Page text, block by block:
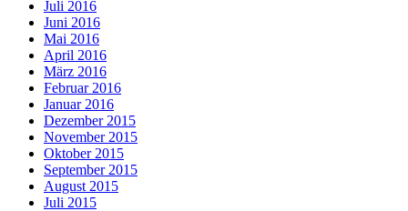
Juli 2016
Juni 2016
Mai 2016
April 2016
März 2016
Februar 2016
Januar 2016
Dezember 2015
November 2015
Oktober 2015
September 2015
August 2015
Juli 2015